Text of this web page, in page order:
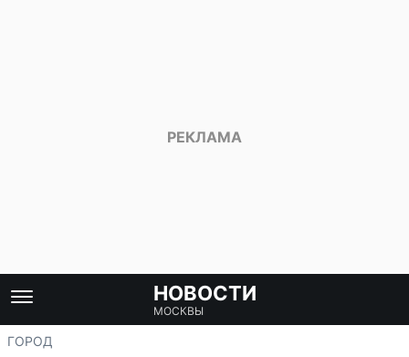
НОВОСТИ
МОСКВЫ
ГОРОД